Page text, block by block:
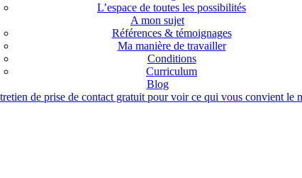
L’espace de toutes les possibilités
A mon sujet
Références & témoignages
Ma manière de travailler
Conditions
Curriculum
Blog
de prise de contact gratuit pour voir ce qui vous convient le